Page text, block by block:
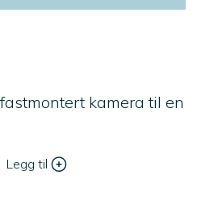
kamera til en
Legg til